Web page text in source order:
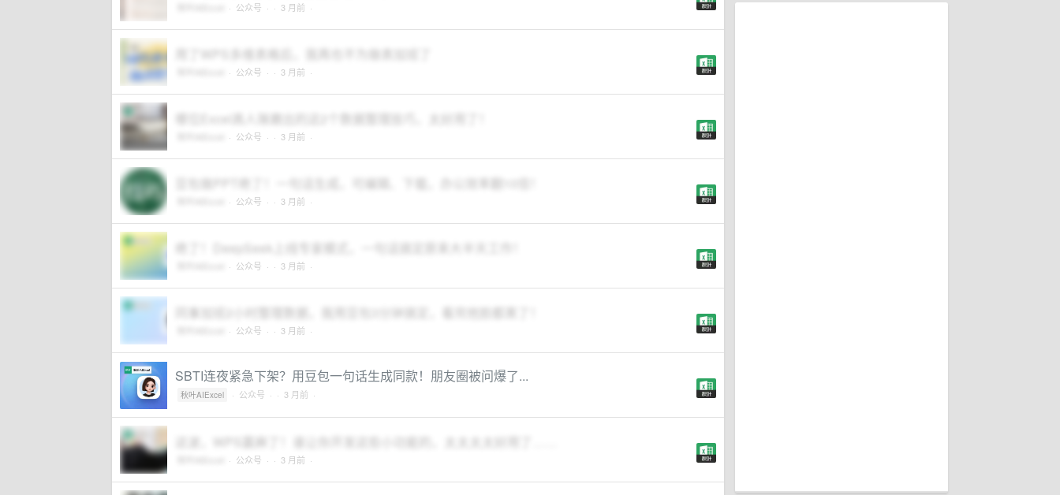
· 公众号 · · 3 月前 ·
用了WPS多维表格后，我再也不为做表加班了
· 公众号 · · 3 月前 ·
哪位Excel高人琢磨出的这2个数据整理技巧，太好用了！
· 公众号 · · 3 月前 ·
豆包做PPT绝了！一句话生成，可编辑、下载，办公效率翻10倍！
· 公众号 · · 3 月前 ·
绝了！DeepSeek上线专家模式，一句话搞定原来大半天工作！
· 公众号 · · 3 月前 ·
同事加班2小时整理数据，我用豆包3分钟搞定，看完他脸都黑了！
· 公众号 · · 3 月前 ·
SBTI连夜紧急下架？用豆包一句话生成同款！朋友圈被问爆了...
秋叶AIExcel · 公众号 · · 3 月前 ·
· 公众号 · · 3 月前 ·